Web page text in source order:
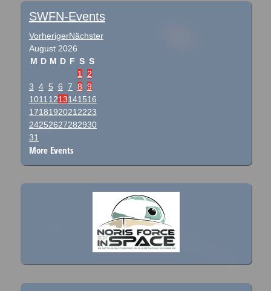
SWFN-Events
VorherigerNächster
August 2026
M D M D F S S
1
2
3 4 5 6 7 8 9
1011 1213141516
1718192021 2223
24252627282930
31
More Events